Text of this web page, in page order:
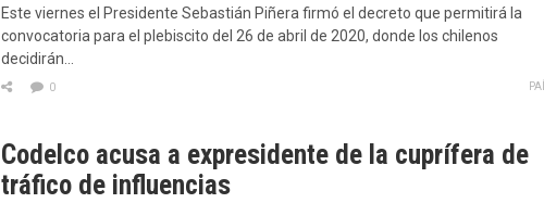
Este viernes el Presidente Sebastián Piñera firmó el decreto que permitirá la
convocatoria para el plebiscito del 26 de abril de 2020, donde los chilenos
decidirán…
0
Codelco acusa a expresidente de la cuprífera de
tráfico de influencias